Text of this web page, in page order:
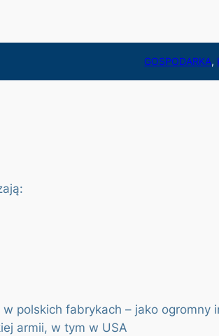
GOSPODARKA,
polskich fabrykach – jako ogromny
armii, w tym w USA